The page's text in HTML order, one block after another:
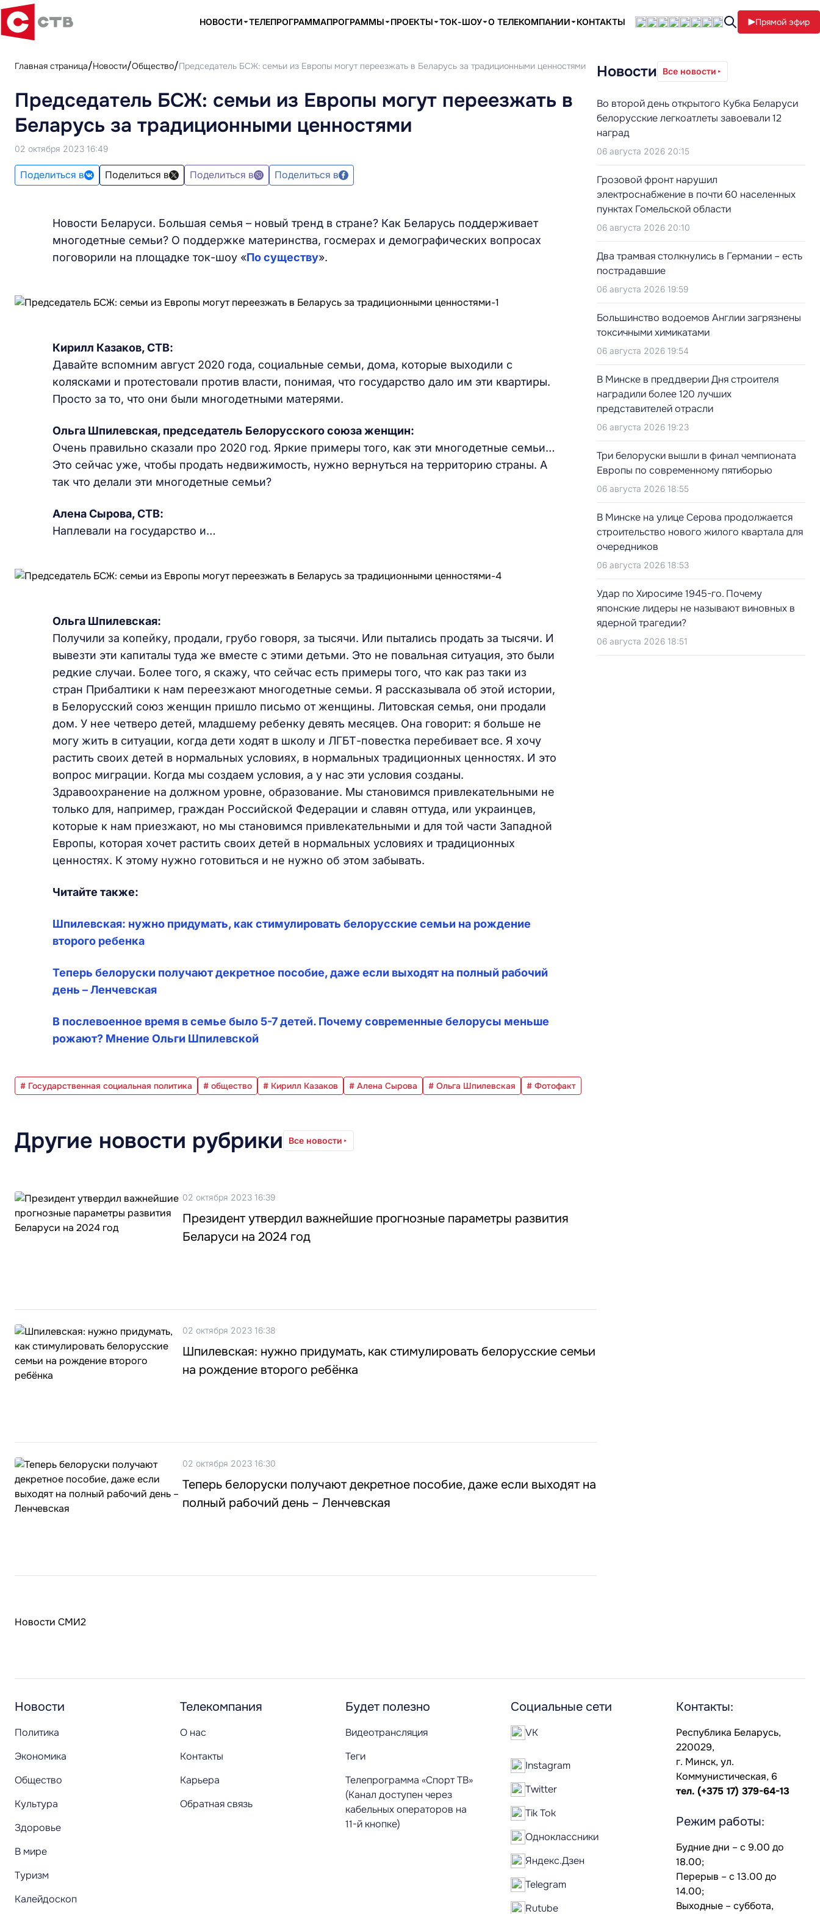
НОВОСТИ ТЕЛЕПРОГРАММАПРОГРАММЫ ПРОЕКТЫ ТОК-ШОУ О ТЕЛЕКОМПАНИИ КОНТАКТЫ Прямой эфир
Главная страница Новости Общество Председатель БСЖ: семьи из Европы могут переезжать в Беларусь за традиционными ценностями
Председатель БСЖ: семьи из Европы могут переезжать в
Беларусь за традиционными ценностями
02 октября 2023 16:49
Поделиться в Поделиться в Поделиться в Поделиться в
Новости Беларуси. Большая семья – новый тренд в стране? Как Беларусь поддерживает
многодетные семьи? О поддержке материнства, госмерах и демографических вопросах
поговорили на площадке ток-шоу «По существу».
Кирилл Казаков, СТВ:
Давайте вспомним август 2020 года, социальные семьи, дома, которые выходили с
колясками и протестовали против власти, понимая, что государство дало им эти квартиры.
Просто за то, что они были многодетными матерями.
Ольга Шпилевская, председатель Белорусского союза женщин:
Очень правильно сказали про 2020 год. Яркие примеры того, как эти многодетные семьи…
Это сейчас уже, чтобы продать недвижимость, нужно вернуться на территорию страны. А
так что делали эти многодетные семьи?
Алена Сырова, СТВ:
Наплевали на государство и…
Ольга Шпилевская:
Получили за копейку, продали, грубо говоря, за тысячи. Или пытались продать за тысячи. И
вывезти эти капиталы туда же вместе с этими детьми. Это не повальная ситуация, это были
редкие случаи. Более того, я скажу, что сейчас есть примеры того, что как раз таки из
стран Прибалтики к нам переезжают многодетные семьи. Я рассказывала об этой истории,
в Белорусский союз женщин пришло письмо от женщины. Литовская семья, они продали
дом. У нее четверо детей, младшему ребенку девять месяцев. Она говорит: я больше не
могу жить в ситуации, когда дети ходят в школу и ЛГБТ-повестка перебивает все. Я хочу
растить своих детей в нормальных условиях, в нормальных традиционных ценностях. И это
вопрос миграции. Когда мы создаем условия, а у нас эти условия созданы.
Здравоохранение на должном уровне, образование. Мы становимся привлекательными не
только для, например, граждан Российской Федерации и славян оттуда, или украинцев,
которые к нам приезжают, но мы становимся привлекательными и для той части Западной
Европы, которая хочет растить своих детей в нормальных условиях и традиционных
ценностях. К этому нужно готовиться и не нужно об этом забывать.
Читайте также:
Шпилевская: нужно придумать, как стимулировать белорусские семьи на рождение
второго ребенка
Теперь белоруски получают декретное пособие, даже если выходят на полный рабочий
день – Ленчевская
В послевоенное время в семье было 5-7 детей. Почему современные белорусы меньше
рожают? Мнение Ольги Шпилевской
# Государственная социальная политика # общество # Кирилл Казаков # Алена Сырова # Ольга Шпилевская # Фотофакт
Другие новости рубрики Все новости
02 октября 2023 16:39
Президент утвердил важнейшие прогнозные параметры развития
Беларуси на 2024 год
02 октября 2023 16:38
Шпилевская: нужно придумать, как стимулировать белорусские семьи
на рождение второго ребёнка
02 октября 2023 16:30
Теперь белоруски получают декретное пособие, даже если выходят на
полный рабочий день – Ленчевская
Новости СМИ2
Новости Все новости
Во второй день открытого Кубка Беларуси
белорусские легкоатлеты завоевали 12
наград
06 августа 2026 20:15
Грозовой фронт нарушил
электроснабжение в почти 60 населенных
пунктах Гомельской области
06 августа 2026 20:10
Два трамвая столкнулись в Германии – есть
пострадавшие
06 августа 2026 19:59
Большинство водоемов Англии загрязнены
токсичными химикатами
06 августа 2026 19:54
В Минске в преддверии Дня строителя
наградили более 120 лучших
представителей отрасли
06 августа 2026 19:23
Три белоруски вышли в финал чемпионата
Европы по современному пятиборью
06 августа 2026 18:55
В Минске на улице Серова продолжается
строительство нового жилого квартала для
очередников
06 августа 2026 18:53
Удар по Хиросиме 1945-го. Почему
японские лидеры не называют виновных в
ядерной трагедии?
06 августа 2026 18:51
Новости
Политика
Экономика
Общество
Культура
Здоровье
В мире
Туризм
Калейдоскоп
Телекомпания
О нас
Контакты
Карьера
Обратная связь
Будет полезно
Видеотрансляция
Теги
Телепрограмма «Спорт ТВ»
(Канал доступен через
кабельных операторов на
11-й кнопке)
Социальные сети
VK
Instagram
Twitter
Tik Tok
Одноклассники
Яндекс.Дзен
Telegram
Rutube
Контакты:
Республика Беларусь,
220029,
г. Минск, ул.
Коммунистическая, 6
тел. (+375 17) 379-64-13
Режим работы:
Будние дни – с 9.00 до
18.00;
Перерыв – с 13.00 до
14.00;
Выходные – суббота,